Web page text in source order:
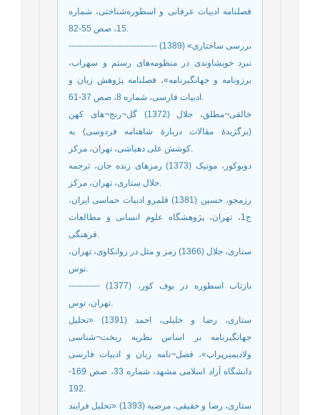
فصلنامه ادبیات عرفانی و اسطوره‌شناختی، شماره
15، صص 55-82.
------------------------------- (1389) «بررسی ساختاری
نبرد خویشاوندی در منظومه‌های رستم و سهراب،
برزونامه و جهانگیرنامه»، فصلنامه پژوهش زبان و
ادبیات فارسی، شماره 8، صص 37-61.
خالقی¬مطلق، جلال (1372) گل¬رنج¬های کهن
(برگزیدۀ مقالات دربارۀ شاهنامه فردوسی) به
کوشش علی دهباشی، تهران، مرکز.
دوبوکور، مونیک (1373) رمزهای زنده جان، ترجمه
جلال ستاری، تهران، مرکز.
رزمجو، حسین (1381) قلمرو ادبیات حماسی ایران،
ج1، تهران، پژوهشگاه علوم انسانی و مطالعات
فرهنگی.
ستاری، جلال (1366) رمز و مثل در روانکاوی، تهران،
توس.
----------- (1377) بازتاب اسطوره در بوف کور،
تهران، توس.
ستاری، رضا و خلیلی، احمد (1391) «تحلیل
جهانگیرنامه بر اساس نظریه ریخت¬شناسی
ولادیمیرپراپ»، فصل¬نامه زبان و ادبیات فارسی
دانشگاه آزاد اسلامی مشهد، شماره 33، صص 169-
192.
ستاری، رضا و حقیقی، مرضیه (1393) «تحلیل فرایند